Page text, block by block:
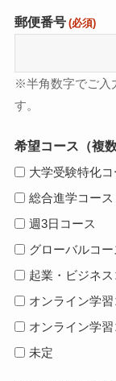
郵便番号 (必須)
※半角数字でご入
す。
希望コース（複
大学受験特化コ
総合進学コース
週3日コース
グローバルコー
起業・ビジネス
オンライン学習
オンライン学
未定